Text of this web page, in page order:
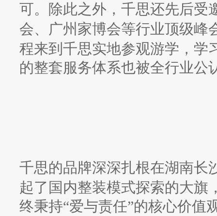
可。除此之外，千思还先后受
会、广州家博会等行业顶级峰
程来到千思实地参观游学，学
的整套服务体系也被全行业公
千思的品牌深深扎根在湖南长
起了国内整装模式探索的大旗
终秉持“爱与责任”的核心价值